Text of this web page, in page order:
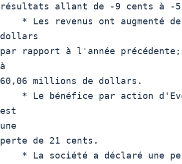
résultats allant de -9 cents à -
dollars
par rapport à l'année
à
60,06 millions de dollars.
est
une
perte de 21 cents.